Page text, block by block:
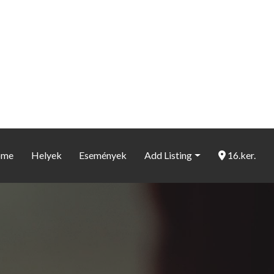
Helyek Események Add Listing 16.ker.